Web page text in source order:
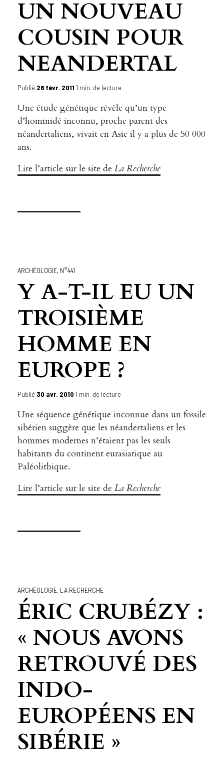
UN NOUVEAU
COUSIN POUR
NEANDERTAL
Publié 28 févr. 20111 min. de lecture
Une étude génétique révèle qu’un type
d’hominidé inconnu, proche parent des
néandertaliens, vivait en Asie il y a plus de 50 000
ans.
Lire l’article sur le site deLa Recherche
ARCHÉOLOGIE, N°441
Y A-T-IL EU UN
TROISIÈME
HOMME EN
EUROPE ?
Publié 30 avr. 20101 min. de lecture
Une séquence génétique inconnue dans un fossile
sibérien suggère que les néandertaliens et les
hommes modernes n’étaient pas les seuls
habitants du continent eurasiatique au
Paléolithique.
Lire l’article sur le site deLa Recherche
ARCHÉOLOGIE, LA RECHERCHE
ÉRIC CRUBÉZY :
« NOUS AVONS
RETROUVÉ DES
INDO-
EUROPÉENS EN
SIBÉRIE »